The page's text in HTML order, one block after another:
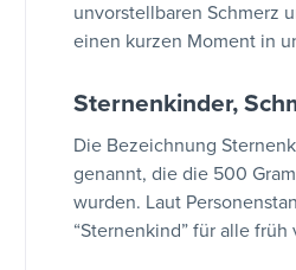
unvorstellbaren Schmerz
einen kurzen Moment in
Sternenkinder,
Die Bezeichnung
genannt, die die 500
wurden. Laut
“Sternenkind” für alle